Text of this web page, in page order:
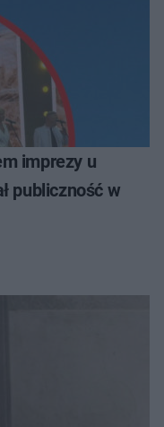
imprezy u
publiczność w